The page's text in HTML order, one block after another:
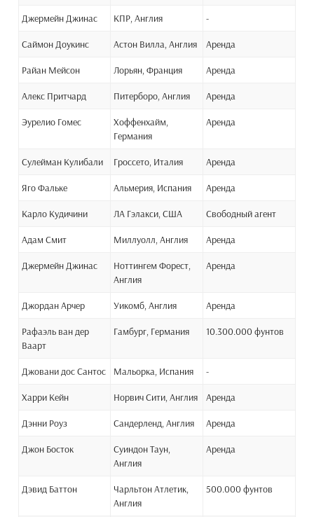
Джермейн Джинас КПР, Англия -
Саймон Доукинс Астон Вилла, Англия Аренда
Райан Мейсон Лорьян, Франция Аренда
Алекс Притчард Питерборо, Англия Аренда
Эурелио Гомес
Хоффенхайм,
Германия
Аренда
Сулейман Кулибали Гроссето, Италия Аренда
Яго Фальке Альмерия, Испания Аренда
Карло Кудичини ЛА Гэлакси, США Свободный агент
Адам Смит Миллуолл, Англия Аренда
Джермейн Джинас
Ноттингем Форест,
Англия
Аренда
Джордан Арчер Уикомб, Англия Аренда
Рафаэль ван дер
Ваарт
Гамбург, Германия 10.300.000 фунтов
Джовани дос Сантос Мальорка, Испания -
Харри Кейн Норвич Сити, Англия Аренда
Дэнни Роуз Сандерленд, Англия Аренда
Джон Босток
Суиндон Таун,
Англия
Аренда
Дэвид Баттон
Чарльтон Атлетик,
Англия
500.000 фунтов